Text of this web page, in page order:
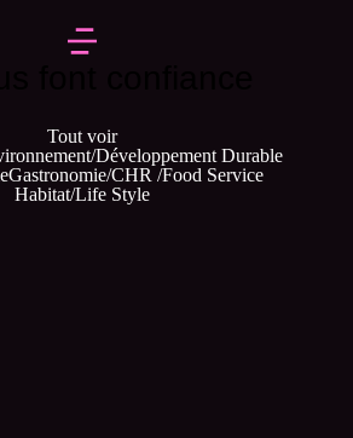
Tout voir
Développement Durable
Gastronomie/CHR /Food Service
Habitat/Life Style